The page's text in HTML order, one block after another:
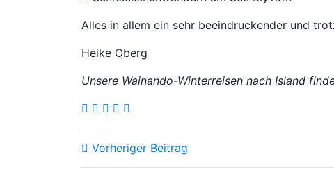
Alles in allem ein sehr beeindruckender und
Heike Oberg
Unsere Wainando-Winterreisen nach Island
Vorheriger Beitrag